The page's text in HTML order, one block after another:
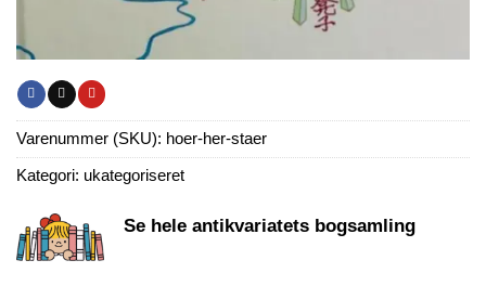
Varenummer (SKU): hoer-her-staer
Kategori: ukategoriseret
Se hele antikvariatets bogsamling